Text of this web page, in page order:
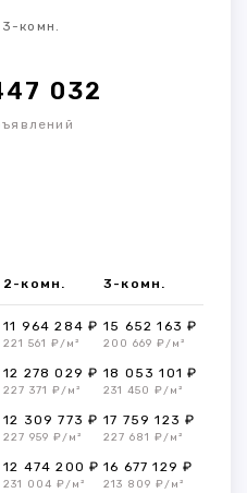
3-комн.
032
2-комн. 3-комн.
11 964 284 ₽
221 561 ₽/м²
15 652 163 ₽
200 669 ₽/м²
12 278 029 ₽
227 371 ₽/м²
18 053 101 ₽
231 450 ₽/м²
12 309 773 ₽
227 959 ₽/м²
17 759 123 ₽
227 681 ₽/м²
12 474 200 ₽
231 004 ₽/м²
16 677 129 ₽
213 809 ₽/м²